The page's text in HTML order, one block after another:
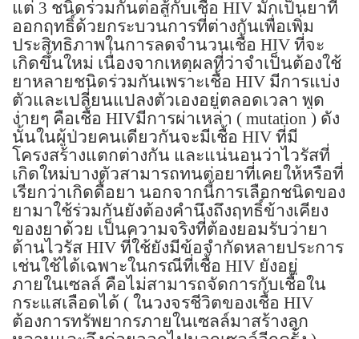
แต่ 3 ชนิดร่วมกันต่อสู้กับเชื้อ HIV มักเป็นยาที่
ออกฤทธิ์ด้วยกระบวนการที่ต่างกันเพื่อเพิ่ม
ประสิทธิภาพในการลดจำนวนเชื้อ HIV ที่จะ
เกิดขึ้นใหม่ เนื่องจากเหตุผลที่ว่าจำเป็นต้องใช้
ยาหลายชนิดร่วมกันเพราะเชื้อ HIV มีการแบ่ง
ตัวและเปลี่ยนแปลงตัวเองอยู่ตลอดเวลา พูด
ง่ายๆ คือเชื้อ HIVมีการผ่าเหล่า ( mutation ) ดัง
นั้นในผู้ป่วยคนเดียวกันจะมีเชื้อ HIV ที่มี
โครงสร้างแตกต่างกัน และแน่นอนว่าไวรัสที่
เกิดใหม่บางตัวสามารถทนต่อยาที่เคยให้หรือที่
เรียกว่าเกิดดื้อยา นอกจากนี้การเลือกชนิดของ
ยามาใช้ร่วมกันยังต้องคำนึงถึงฤทธิ์ข้างเคียง
ของยาด้วย เป็นความจริงที่ต้องยอมรับว่ายา
ต้านไวรัส HIV ที่ใช้ยังมีข้อจำกัดหลายประการ
เช่นใช้ได้เฉพาะในกรณีที่เชื้อ HIV ยังอยู่
ภายในเซลล์ คือไม่สามารถจัดการกับเชื้อใน
กระแสเลือดได้ ( ในวงจรชีวิตของเชื้อ HIV
ต้องการทรัพยากรภายในเซลล์มาสร้างลูก